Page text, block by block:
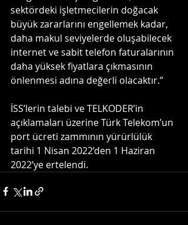
sektördeki işletmecilerin doğacak
büyük zararlarını engellemek kadar,
daha makul seviyelerde oluşabilecek
internet ve sabit telefon faturalarının
daha yüksek fiyatlara çıkmasının
önlenmesi adına değerli olacaktır.”
İSS’lerin talebi ve TELKODER’in
açıklamaları üzerine Türk Telekom’un
port ücreti zammının yürürlülük
tarihi 1 Nisan 2022’den 1 Haziran
2022’ye ertelendi.